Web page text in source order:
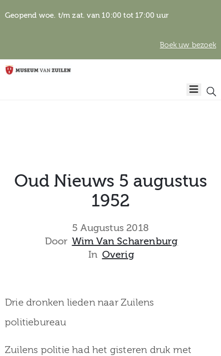
Geopend woe. t/m zat. van 10:00 tot 17:00 uur
Boek uw bezoek
Home
Verhalen
over
Oud Nieuws 5 augustus
1952
5 Augustus 2018
Door Wim Van Scharenburg
In Overig
Drie dronken lieden naar Zuilens
politiebureau
Zuilens politie had het gisteren druk met
Algemene